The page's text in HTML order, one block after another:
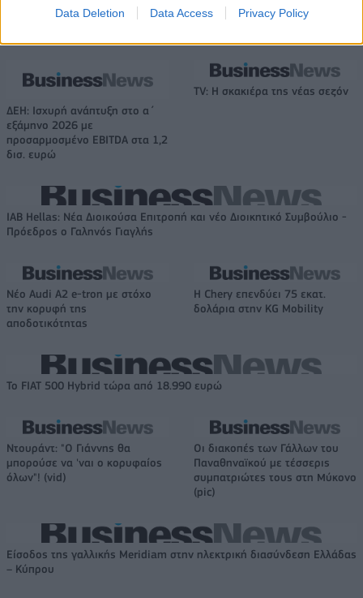
Data Deletion Data Access Privacy Policy
Όμιλος AKTOR: Εξαγοράζει το 75% των ΗΛΕΚΤΩΡ και THALIS –
ΔΕΗ: Ισχυρή ανάπτυξη στο α΄
εξάμηνο 2026 με
προσαρμοσμένο EBITDA στα 1,2
δισ. ευρώ
TV: Η σκακιέρα της νέας σεζόν
IAB Hellas: Νέα Διοικούσα Επιτροπή και νέο Διοικητικό Συμβούλιο -
Πρόεδρος ο Γαληνός Γιαγλής
Νέο Audi A2 e-tron με στόχο
την κορυφή της
αποδοτικότητας
Η Chery επενδύει 75 εκατ.
δολάρια στην KG Mobility
Το FIAT 500 Hybrid τώρα από 18.990 ευρώ
Ντουράντ: "Ο Γιάννης θα
μπορούσε να 'ναι ο κορυφαίος
όλων"! (vid)
Οι διακοπές των Γάλλων του
Παναθηναϊκού με τέσσερις
συμπατριώτες τους στη Μύκονο
(pic)
Είσοδος της γαλλικής Meridiam στην ηλεκτρική διασύνδεση Ελλάδας
– Κύπρου